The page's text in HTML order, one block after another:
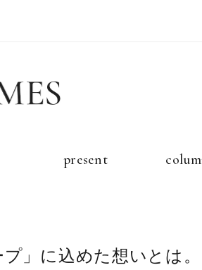
ブライダルリングの選び方
present
」に込めた想いとは。